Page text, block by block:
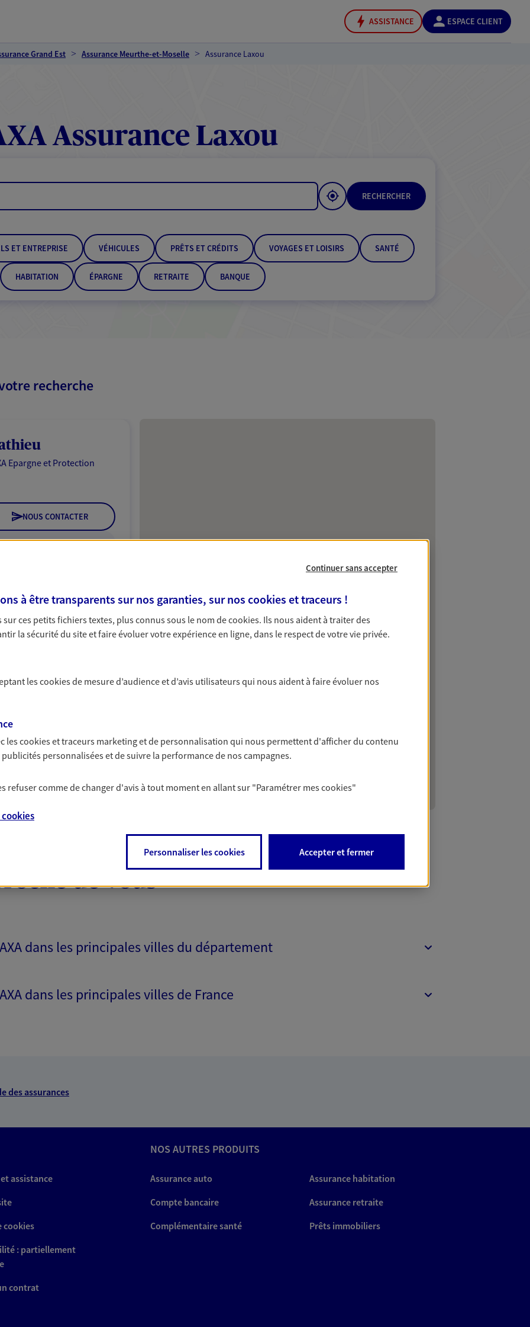
ASSISTANCE ESPACE CLIENT
Grand Est Assurance Meurthe-et-Moselle Assurance Laxou
Assurance Laxou
RECHERCHER
ET ENTREPRISE VÉHICULES PRÊTS ET CRÉDITS VOYAGES ET LOISIRS SANTÉ
HABITATION ÉPARGNE RETRAITE BANQUE
recherche
Epargne et Protection
NOUS CONTACTER
WEB
de vous
dans les principales villes du département
dans les principales villes de France
des assurances
assistance
cookies
: partiellement
contrat
NOS AUTRES PRODUITS
Assurance auto
Assurance habitation
Compte bancaire
Assurance retraite
Complémentaire santé
Prêts immobiliers
Continuer sans accepter
à être transparents sur nos garanties, sur nos cookies et traceurs !
ces petits fichiers textes, plus connus sous le nom decookies. Ils nous aident à traiter des
la sécurité du site et faire évoluer votre expérience en ligne, dans le respect de votre vie privée.
lescookiesde mesure d’audience et d’avis utilisateurs qui nous aident à faire évoluer nos
lescookies et traceurs marketing et de personnalisation qui nous permettent d'afficher du contenu
personnalisées et de suivre la performance de nos campagnes.
refuser comme de changer d'avis à tout moment en allant sur "Paramétrer mescookies"
cookies
Personnaliser les cookies Accepter et fermer